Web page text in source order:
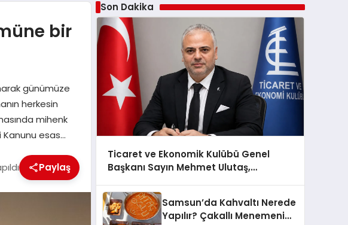
bir
günümüze
herkesin
mihenk
Kanunu esas…
Paylaş
Son Dakika
Ticaret ve Ekonomik Kulübü Genel
Başkanı Sayın Mehmet Ulutaş,
şunları kaydetti:
Samsun’da Kahvaltı Nerede
Yapılır? Çakallı Menemeni